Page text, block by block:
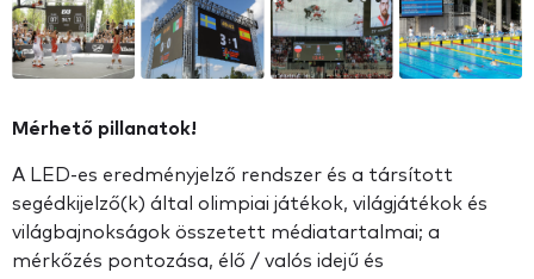
Mérhető pillanatok!
A LED-es eredményjelző rendszer és a társított
segédkijelző(k) által olimpiai játékok, világjátékok és
világbajnokságok összetett médiatartalmai; a
mérkőzés pontozása, élő / valós idejű és